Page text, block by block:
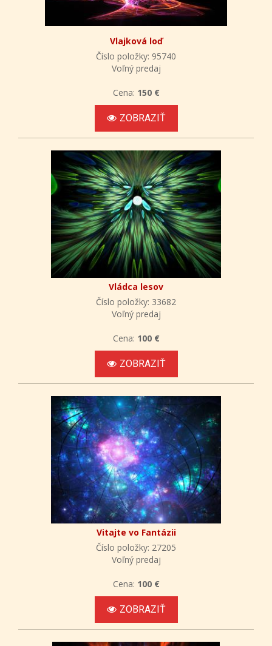
Vlajková loď
Číslo položky: 95740
Voľný predaj
Cena: 150 €
ZOBRAZIŤ
Vládca lesov
Číslo položky: 33682
Voľný predaj
Cena: 100 €
ZOBRAZIŤ
Vitajte vo Fantázii
Číslo položky: 27205
Voľný predaj
Cena: 100 €
ZOBRAZIŤ